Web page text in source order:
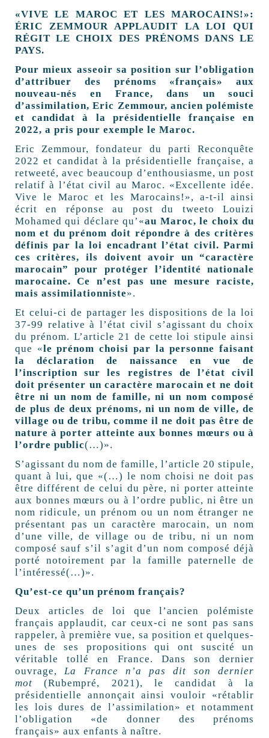
«VIVE LE MAROC ET LES MAROCAINS!»:
ÉRIC ZEMMOUR APPLAUDIT LA LOI QUI
RÉGIT LE CHOIX DES PRÉNOMS DANS LE
PAYS.
Pour mieux asseoir sa position sur l’obligation
d’attribuer des prénoms «français» aux
nouveau-nés en France, dans un souci
d’assimilation, Eric Zemmour, ancien polémiste
et candidat à la présidentielle française en
2022, a pris pour exemple le Maroc.
Eric Zemmour, fondateur du parti Reconquête
2022 et candidat à la présidentielle française, a
retweeté, avec beaucoup d’enthousiasme, un post
relatif à l’état civil au Maroc. «Excellente idée.
Vive le Maroc et les Marocains!», a-t-il ainsi
écrit en réponse au post du tweeto Louizi
Mohamed qui déclare qu’«au Maroc, le choix du
nom et du prénom doit répondre à des critères
définis par la loi encadrant l’état civil. Parmi
ces critères, ils doivent avoir un “caractère
marocain” pour protéger l’identité nationale
marocaine. Ce n’est pas une mesure raciste,
mais assimilationniste».
Et celui-ci de partager les dispositions de la loi
37-99 relative à l’état civil s’agissant du choix
du prénom. L’article 21 de cette loi stipule ainsi
que «le prénom choisi par la personne faisant
la déclaration de naissance en vue de
l’inscription sur les registres de l’état civil
doit présenter un caractère marocain et ne doit
être ni un nom de famille, ni un nom composé
de plus de deux prénoms, ni un nom de ville, de
village ou de tribu, comme il ne doit pas être de
nature à porter atteinte aux bonnes mœurs ou à
l’ordre public(…)».
S’agissant du nom de famille, l’article 20 stipule,
quant à lui, que «(…) le nom choisi ne doit pas
être différent de celui du père, ni porter atteinte
aux bonnes mœurs ou à l’ordre public, ni être un
nom ridicule, un prénom ou un nom étranger ne
présentant pas un caractère marocain, un nom
d’une ville, de village ou de tribu, ni un nom
composé sauf s’il s’agit d’un nom composé déjà
porté notoirement par la famille paternelle de
l’intéressé(…)».
Qu’est-ce qu’un prénom français?
Deux articles de loi que l’ancien polémiste
français applaudit, car ceux-ci ne sont pas sans
rappeler, à première vue, sa position et quelques-
unes de ses propositions qui ont suscité un
véritable tollé en France. Dans son dernier
ouvrage,La France n’a pas dit son dernier
mot (Rubempré, 2021), le candidat à la
présidentielle annonçait ainsi vouloir «rétablir
les lois dures de l’assimilation» et notamment
l’obligation «de donner des prénoms
français» aux enfants à naître.